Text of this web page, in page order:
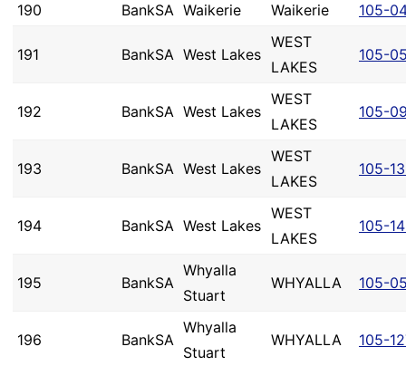
190 BankSA Waikerie Waikerie 105-
191 BankSA West Lakes
WEST
LAKES
105-
192 BankSA West Lakes
WEST
LAKES
105-
193 BankSA West Lakes
WEST
LAKES
105-
194 BankSA West Lakes
WEST
LAKES
105-
195 BankSA
Whyalla
Stuart
WHYALLA 105-
196 BankSA
Whyalla
Stuart
WHYALLA 105-